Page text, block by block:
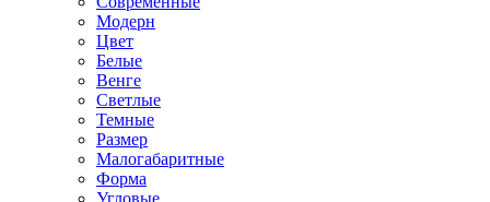
Модерн
Цвет
Белые
Венге
Светлые
Темные
Размер
Малогабаритные
Форма
Угловые